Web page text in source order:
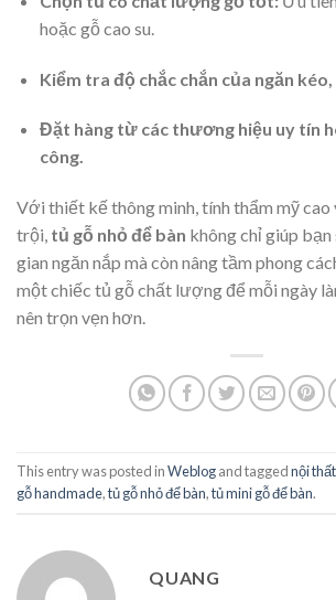
hoặc gỗ cao su.
Kiểm tra độ chắc chắn của ngăn kéo,
Đặt hàng từ các thương hiệu uy tín
công.
Với thiết kế thông minh, tính thẩm mỹ
trội, tủ gỗ nhỏ để bàn không chỉ giúp
gian ngăn nắp mà còn nâng tầm phong
một chiếc tủ gỗ chất lượng để mỗi ngày
nên trọn vẹn hơn.
This entry was posted inWeblogand taggednội
gỗ handmade,tủ gỗ nhỏ để bàn,tủ mini gỗ để bàn.
QUANG